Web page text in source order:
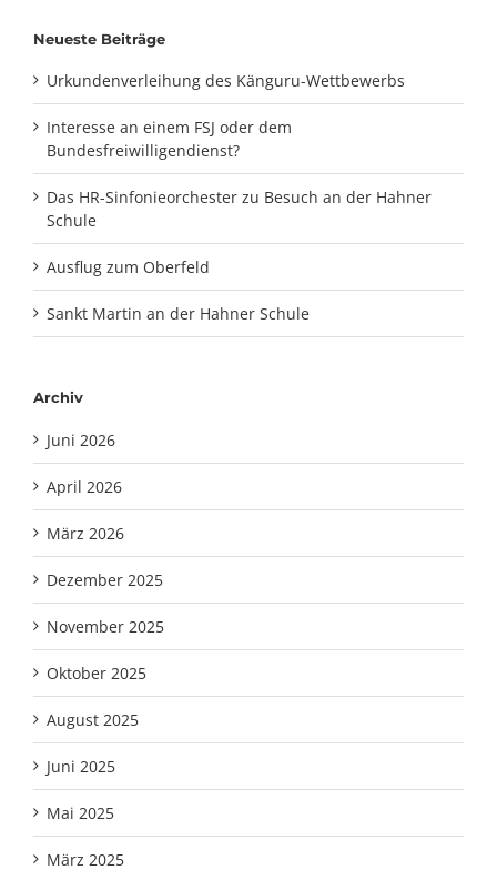
Neueste Beiträge
Urkundenverleihung des Känguru-Wettbewerbs
Interesse an einem FSJ oder dem
Bundesfreiwilligendienst?
Das HR-Sinfonieorchester zu Besuch an der Hahner
Schule
Ausflug zum Oberfeld
Sankt Martin an der Hahner Schule
Archiv
Juni 2026
April 2026
März 2026
Dezember 2025
November 2025
Oktober 2025
August 2025
Juni 2025
Mai 2025
März 2025